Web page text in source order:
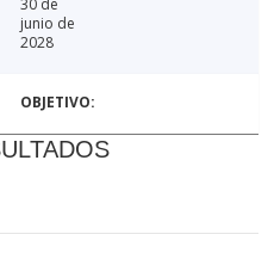
30 de
junio de
2028